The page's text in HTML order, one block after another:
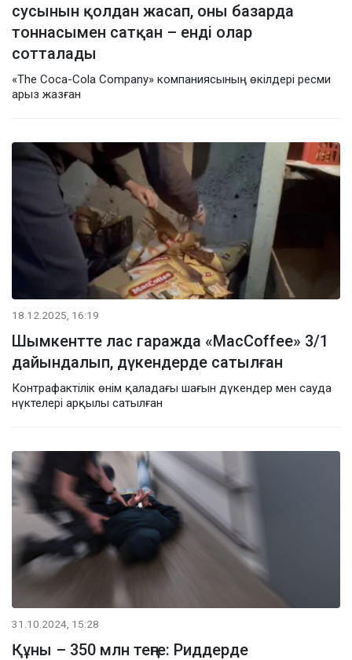
сусынын қолдан жасап, оны базарда
тоннасымен сатқан – енді олар
сотталады
«The Coca-Cola Company» компаниясының өкілдері ресми
арыз жазған
18.12.2025, 16:19
Шымкентте лас гаражда «MacCoffee» 3/1
дайындалып, дүкендерде сатылған
Контрафактілік өнім қаладағы шағын дүкендер мен сауда
нүктелері арқылы сатылған
31.10.2024, 15:28
Құны – 350 млн теңге: Риддерде